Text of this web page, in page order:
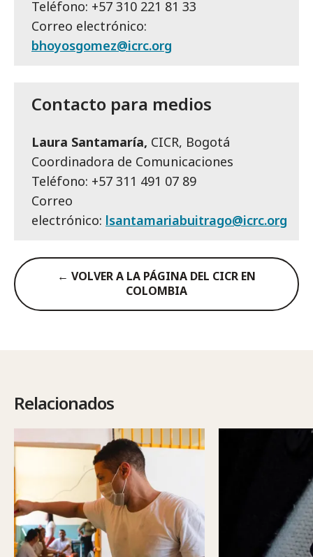
Teléfono: +57 310 221 81 33
Correo electrónico:
bhoyosgomez@icrc.org
Contacto para medios
Laura Santamaría, CICR, Bogotá
Coordinadora de Comunicaciones
Teléfono: +57 311 491 07 89
Correo
electrónico: lsantamariabuitrago@icrc.org
← VOLVER A LA PÁGINA DEL CICR EN
COLOMBIA
Relacionados